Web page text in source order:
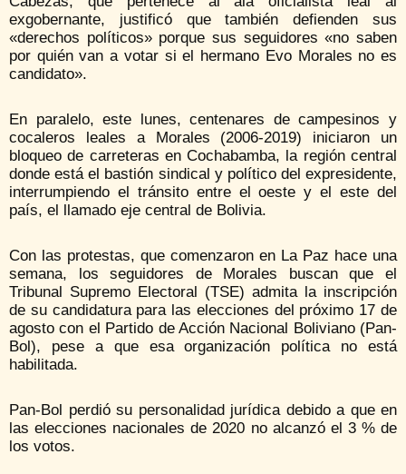
exgobernante, justificó que también defienden sus
«derechos políticos» porque sus seguidores «no saben
por quién van a votar si el hermano Evo Morales no es
candidato».
En paralelo, este lunes, centenares de campesinos y
cocaleros leales a Morales (2006-2019) iniciaron un
bloqueo de carreteras en Cochabamba, la región central
donde está el bastión sindical y político del expresidente,
interrumpiendo el tránsito entre el oeste y el este del
país, el llamado eje central de Bolivia.
Con las protestas, que comenzaron en La Paz hace una
semana, los seguidores de Morales buscan que el
Tribunal Supremo Electoral (TSE) admita la inscripción
de su candidatura para las elecciones del próximo 17 de
agosto con el Partido de Acción Nacional Boliviano (Pan-
Bol), pese a que esa organización política no está
habilitada.
Pan-Bol perdió su personalidad jurídica debido a que en
las elecciones nacionales de 2020 no alcanzó el 3 % de
los votos.